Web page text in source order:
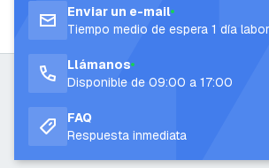
Enviar un e-mail
Tiempo medio de espera 1 día
Llámanos
Disponible de 09:00 a 17:00
FAQ
Respuesta inmediata